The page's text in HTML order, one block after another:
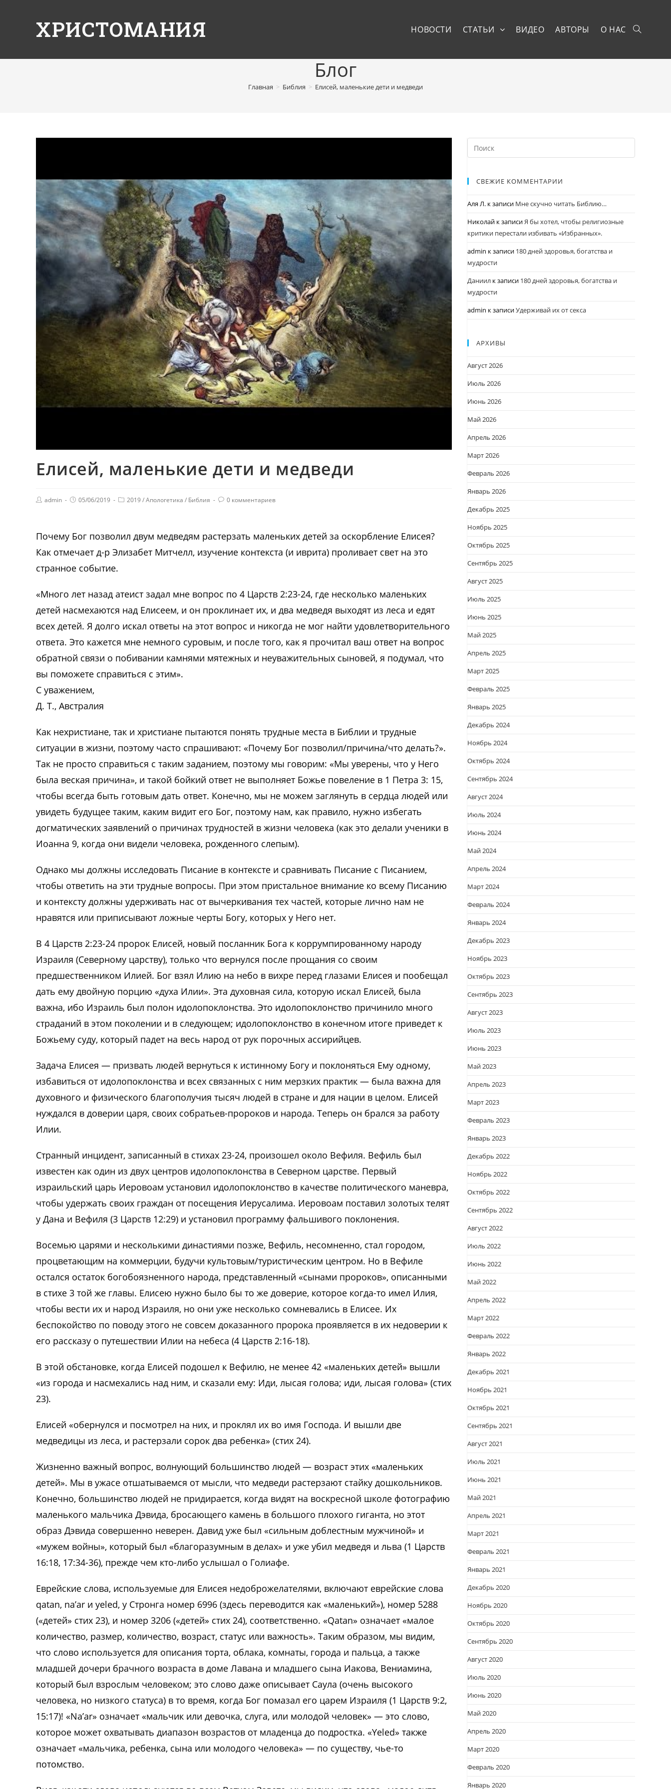
ХРИСТОМАНИЯ НОВОСТИ СТАТЬИ ВИДЕО АВТОРЫ О НАС
Блог
Главная > Библия > Елисей, маленькие дети и медведи
Елисей, маленькие дети и медведи
admin 05/06/2019 2019/Апологетика / Библия 0 комментариев
Почему Бог позволил двум медведям растерзать маленьких детей за оскорбление Елисея?
Как отмечает д-р Элизабет Митчелл, изучение контекста (и иврита) проливает свет на это
странное событие.
«Много лет назад атеист задал мне вопрос по 4 Царств 2:23-24, где несколько маленьких
детей насмехаются над Елисеем, и он проклинает их, и два медведя выходят из леса и едят
всех детей. Я долго искал ответы на этот вопрос и никогда не мог найти удовлетворительного
ответа. Это кажется мне немного суровым, и после того, как я прочитал ваш ответ на вопрос
обратной связи о побивании камнями мятежных и неуважительных сыновей, я подумал, что
вы поможете справиться с этим».
С уважением,
Д. Т., Австралия
Как нехристиане, так и христиане пытаются понять трудные места в Библии и трудные
ситуации в жизни, поэтому часто спрашивают: «Почему Бог позволил/причина/что делать?».
Так не просто справиться с таким заданием, поэтому мы говорим: «Мы уверены, что у Него
была веская причина», и такой бойкий ответ не выполняет Божье повеление в 1 Петра 3: 15,
чтобы всегда быть готовым дать ответ. Конечно, мы не можем заглянуть в сердца людей или
увидеть будущее таким, каким видит его Бог, поэтому нам, как правило, нужно избегать
догматических заявлений о причинах трудностей в жизни человека (как это делали ученики в
Иоанна 9, когда они видели человека, рожденного слепым).
Однако мы должны исследовать Писание в контексте и сравнивать Писание с Писанием,
чтобы ответить на эти трудные вопросы. При этом пристальное внимание ко всему Писанию
и контексту должны удерживать нас от вычеркивания тех частей, которые лично нам не
нравятся или приписывают ложные черты Богу, которых у Него нет.
В 4 Царств 2:23-24 пророк Елисей, новый посланник Бога к коррумпированному народу
Израиля (Северному царству), только что вернулся после прощания со своим
предшественником Илией. Бог взял Илию на небо в вихре перед глазами Елисея и пообещал
дать ему двойную порцию «духа Илии». Эта духовная сила, которую искал Елисей, была
важна, ибо Израиль был полон идолопоклонства. Это идолопоклонство причинило много
страданий в этом поколении и в следующем; идолопоклонство в конечном итоге приведет к
Божьему суду, который падет на весь народ от рук порочных ассирийцев.
Задача Елисея — призвать людей вернуться к истинному Богу и поклоняться Ему одному,
избавиться от идолопоклонства и всех связанных с ним мерзких практик — была важна для
духовного и физического благополучия тысяч людей в стране и для нации в целом. Елисей
нуждался в доверии царя, своих собратьев-пророков и народа. Теперь он брался за работу
Илии.
Странный инцидент, записанный в стихах 23-24, произошел около Вефиля. Вефиль был
известен как один из двух центров идолопоклонства в Северном царстве. Первый
израильский царь Иеровоам установил идолопоклонство в качестве политического маневра,
чтобы удержать своих граждан от посещения Иерусалима. Иеровоам поставил золотых телят
у Дана и Вефиля (3 Царств 12:29) и установил программу фальшивого поклонения.
Восемью царями и несколькими династиями позже, Вефиль, несомненно, стал городом,
процветающим на коммерции, будучи культовым/туристическим центром. Но в Вефиле
остался остаток богобоязненного народа, представленный «сынами пророков», описанными
в стихе 3 той же главы. Елисею нужно было бы то же доверие, которое когда-то имел Илия,
чтобы вести их и народ Израиля, но они уже несколько сомневались в Елисее. Их
беспокойство по поводу этого не совсем доказанного пророка проявляется в их недоверии к
его рассказу о путешествии Илии на небеса (4 Царств 2:16-18).
В этой обстановке, когда Елисей подошел к Вефилю, не менее 42 «маленьких детей» вышли
«из города и насмехались над ним, и сказали ему: Иди, лысая голова; иди, лысая голова» (стих
23).
Елисей «обернулся и посмотрел на них, и проклял их во имя Господа. И вышли две
медведицы из леса, и растерзали сорок два ребенка» (стих 24).
Жизненно важный вопрос, волнующий большинство людей — возраст этих «маленьких
детей». Мы в ужасе отшатываемся от мысли, что медведи растерзают стайку дошкольников.
Конечно, большинство людей не придирается, когда видят на воскресной школе фотографию
маленького мальчика Дэвида, бросающего камень в большого плохого гиганта, но этот
образ Дэвида совершенно неверен. Давид уже был «сильным доблестным мужчиной» и
«мужем войны», который был «благоразумным в делах» и уже убил медведя и льва (1 Царств
16:18, 17:34-36), прежде чем кто-либо услышал о Голиафе.
Еврейские слова, используемые для Елисея недоброжелателями, включают еврейские слова
qatan, na’ar и yeled, у Стронга номер 6996 (здесь переводится как «маленький»), номер 5288
(«детей» стих 23), и номер 3206 («детей» стих 24), соответственно. «Qatan» означает «малое
количество, размер, количество, возраст, статус или важность». Таким образом, мы видим,
что слово используется для описания торта, облака, комнаты, города и пальца, а также
младшей дочери брачного возраста в доме Лавана и младшего сына Иакова, Вениамина,
который был взрослым человеком; это слово даже описывает Саула (очень высокого
человека, но низкого статуса) в то время, когда Бог помазал его царем Израиля (1 Царств 9:2,
15:17)! «Na’ar» означает «мальчик или девочка, слуга, или молодой человек» — это слово,
которое может охватывать диапазон возрастов от младенца до подростка. «Yeled» также
означает «мальчика, ребенка, сына или молодого человека» — по существу, чье-то
потомство.
СВЕЖИЕ КОММЕНТАРИИ
Аля Л. к записи Мне скучно читать Библию…
Николай к записиЯ бы хотел, чтобы религиозные
критики перестали избивать «Избранных».
admin к записи 180 дней здоровья, богатства и
мудрости
Даниил к записи 180 дней здоровья, богатства и
мудрости
admin к записиУдерживай их от секса
АРХИВЫ
Август 2026
Июль 2026
Июнь 2026
Май 2026
Апрель 2026
Март 2026
Февраль 2026
Январь 2026
Декабрь 2025
Ноябрь 2025
Октябрь 2025
Сентябрь 2025
Август 2025
Июль 2025
Июнь 2025
Май 2025
Апрель 2025
Март 2025
Февраль 2025
Январь 2025
Декабрь 2024
Ноябрь 2024
Октябрь 2024
Сентябрь 2024
Август 2024
Июль 2024
Июнь 2024
Май 2024
Апрель 2024
Март 2024
Февраль 2024
Январь 2024
Декабрь 2023
Ноябрь 2023
Октябрь 2023
Сентябрь 2023
Август 2023
Июль 2023
Июнь 2023
Май 2023
Апрель 2023
Март 2023
Февраль 2023
Январь 2023
Декабрь 2022
Ноябрь 2022
Октябрь 2022
Сентябрь 2022
Август 2022
Июль 2022
Июнь 2022
Май 2022
Апрель 2022
Март 2022
Февраль 2022
Январь 2022
Декабрь 2021
Ноябрь 2021
Октябрь 2021
Сентябрь 2021
Август 2021
Июль 2021
Июнь 2021
Май 2021
Апрель 2021
Март 2021
Февраль 2021
Январь 2021
Декабрь 2020
Ноябрь 2020
Октябрь 2020
Сентябрь 2020
Август 2020
Июль 2020
Июнь 2020
Май 2020
Апрель 2020
Март 2020
Февраль 2020
Январь 2020